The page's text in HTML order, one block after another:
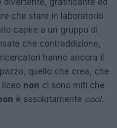
divertente, gratificante ed
che stare in laboratorio
capire a un gruppo di
che contraddizione,
hanno ancora il
quello che crea, che
liceo non ci sono miti che
è assolutamente cool.